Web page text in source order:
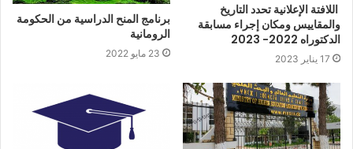
اللافتة الإعلانية تحدد التاريخ
والمقاييس ومكان إجراء مسابقة
الدكتوراه 2022- 2023
17 يناير 2023
برنامج المنح الدراسية من الحكومة
الرومانية
23 مايو 2022